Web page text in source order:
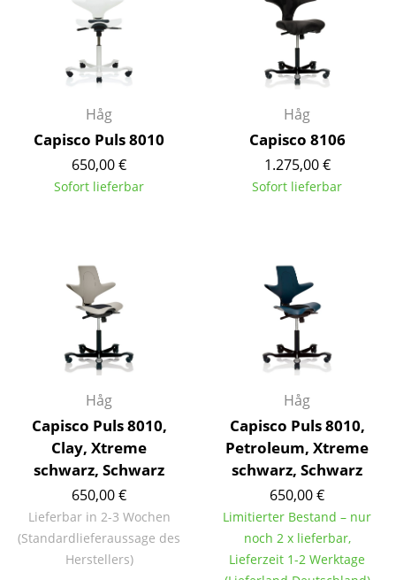
Garderoben
Kleinaufbewahrung
... alle Aufbewahrungsmöbel
Schreibtischleuchten
Stehleuchten & Leseleuchten
Bodenleuchten
Wandleuchten
Outdoor-Leuchten
Akkuleuchten
... alle Leuchten
Betten
Håg
Capisco Puls 8010
650,00 €
Sofort lieferbar
Håg
Capisco 8106
1.275,00 €
Sofort lieferbar
Håg
Capisco Puls 8010,
Clay, Xtreme
schwarz, Schwarz
650,00 €
Lieferbar in 2-3 Wochen
(Standardlieferaussage des
Herstellers)
Håg
Capisco Puls 8010,
Petroleum, Xtreme
schwarz, Schwarz
650,00 €
Limitierter Bestand – nur
noch 2 x lieferbar,
Lieferzeit 1-2 Werktage